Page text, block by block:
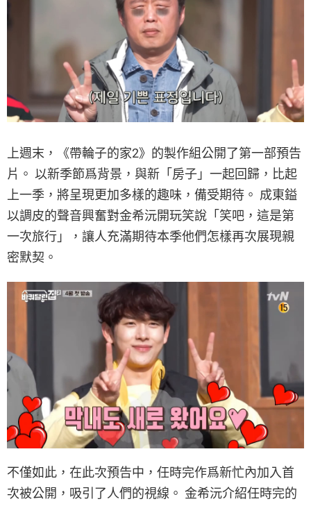
上週末，《帶輪子的家2》的製作組公開了第一部預告
片。 以新季節爲背景，與新「房子」一起回歸，比起
上一季，將呈現更加多樣的趣味，備受期待。 成東鎰
以調皮的聲音興奮對金希沅開玩笑說「笑吧，這是第
一次旅行」，讓人充滿期待本季他們怎樣再次展現親
密默契。
不僅如此，在此次預告中，任時完作爲新忙內加入首
次被公開，吸引了人們的視線。 金希沅介紹任時完的